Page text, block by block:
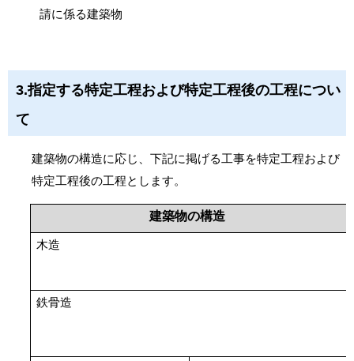
請に係る建築物
3.指定する特定工程および特定工程後の工程につい
て
建築物の構造に応じ、下記に掲げる工事を特定工程および
特定工程後の工程とします。
建築物の構造
木造
鉄骨造